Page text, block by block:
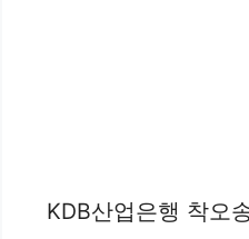
KDB산업은행 착오